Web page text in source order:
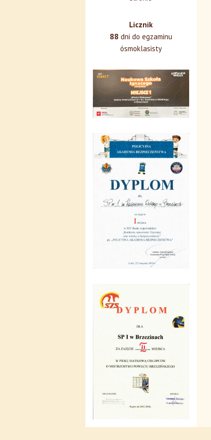
Licznik
88 dni do egzaminu
ósmoklasisty